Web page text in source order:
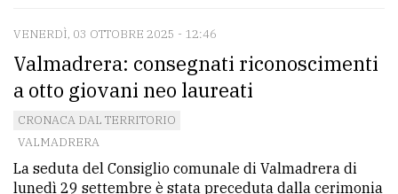
VENERDÌ, 03 OTTOBRE 2025 - 12:46
Valmadrera: consegnati riconoscimenti
a otto giovani neo laureati
CRONACA DAL TERRITORIO
VALMADRERA
La seduta del Consiglio comunale di Valmadrera di
lunedì 29 settembre è stata preceduta dalla cerimonia